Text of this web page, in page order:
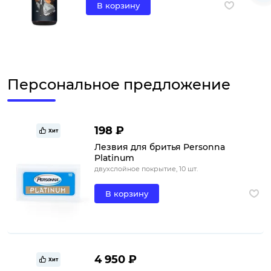
В корзину
Персональное предложение
Хит 198 ₽
Лезвия для бритья Personna
Platinum
двухслойное покрытие, 10 шт.
В корзину
Хит 4 950 ₽